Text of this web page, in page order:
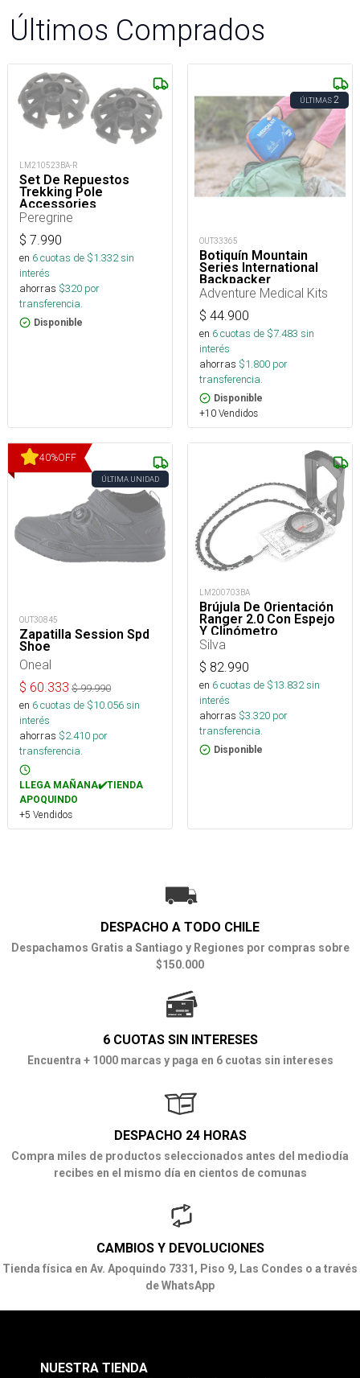
Últimos Comprados
LM210523BA-R
Set De Repuestos
Trekking Pole
Accessories
Peregrine
$ 7.990
en 6cuotas de $1.332sin
interés
ahorras $320 por
transferencia.
Disponible
ÚLTIMAS2
OUT33365
Botiquín Mountain
Series International
Backpacker
Adventure Medical Kits
$ 44.900
en 6cuotas de $7.483 sin
interés
ahorras $1.800 por
transferencia.
Disponible
+10 Vendidos
40%OFF
ÚLTIMA UNIDAD
OUT30845
Zapatilla Session Spd
Shoe
Oneal
$ 60.333 $99.990
en 6cuotas de $10.056sin
interés
ahorras $2.410 por
transferencia.
LLEGA MAÑANA✔️TIENDA
APOQUINDO
+5 Vendidos
LM200703BA
Brújula De Orientación
Ranger 2.0 Con Espejo
Y Clinómetro
Silva
$ 82.990
en 6cuotas de $13.832sin
interés
ahorras $3.320 por
transferencia.
Disponible
DESPACHO A TODO CHILE
Despachamos Gratis a Santiago y Regiones por compras sobre
$150.000
6 CUOTAS SIN INTERESES
Encuentra + 1000 marcas y paga en 6 cuotas sin intereses
DESPACHO 24 HORAS
Compra miles de productos seleccionados antes del mediodía
recibes en el mismo día en cientos de comunas
CAMBIOS Y DEVOLUCIONES
Tienda física en Av. Apoquindo 7331, Piso 9, Las Condes o a través
de WhatsApp
NUESTRA TIENDA